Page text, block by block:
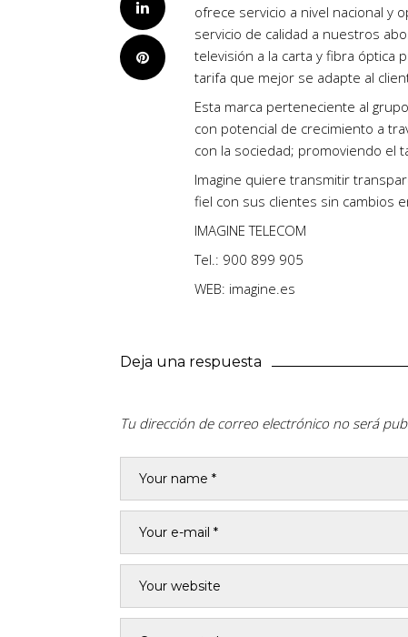
LinkedIn
Pinterest
ofrece servicio a nivel nacional y
servicio de calidad a nuestros
televisión a la carta y fibra óptica
tarifa que mejor se adapte al
Esta marca perteneciente al
con potencial de crecimiento a
con la sociedad; promoviendo el
Imagine quiere transmitir
fiel con sus clientes sin cambios
IMAGINE TELECOM
Tel.: 900 899 905
WEB: imagine.es
Deja una respuesta
Tu dirección de correo electrónico no será